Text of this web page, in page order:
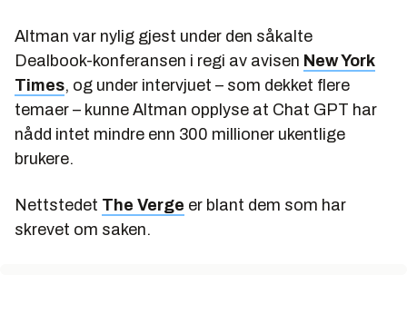
Altman var nylig gjest under den såkalte
Dealbook-konferansen i regi av avisen New York
Times, og under intervjuet – som dekket flere
temaer – kunne Altman opplyse at Chat GPT har
nådd intet mindre enn 300 millioner ukentlige
brukere.
Nettstedet The Verge er blant dem som har
skrevet om saken.